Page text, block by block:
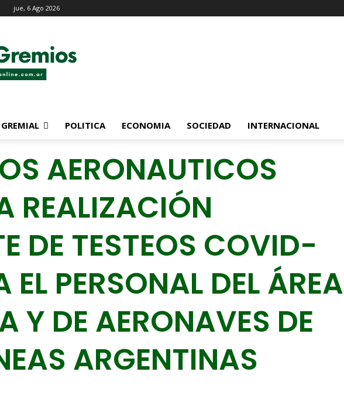
jue, 6 Ago 2026
POLITICA ECONOMIA SOCIEDAD INTERNACIONAL
AERONAUTICOS
REALIZACIÓN
DE TESTEOS COVID-
EL PERSONAL DEL ÁREA
Y DE AERONAVES DE
ARGENTINAS